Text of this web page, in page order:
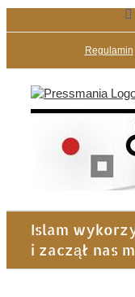
do
Regulamin
Islam
i zaczął nas